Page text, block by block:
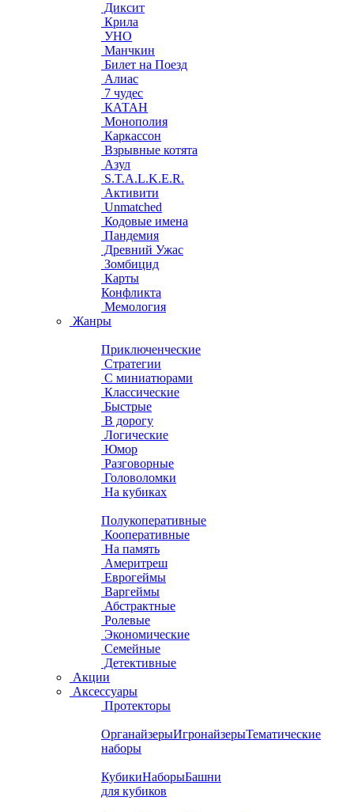
Диксит
Крила
УНО
Манчкин
Билет на Поезд
Алиас
7 чудес
КАТАН
Монополия
Каркассон
Взрывные котята
Азул
S.T.A.L.K.E.R.
Активити
Unmatched
Кодовые имена
Пандемия
Древний Ужас
Зомбицид
Карты
Конфликта
Мемология
Жанры
Приключенческие
Стратегии
С миниатюрами
Классические
Быстрые
В дорогу
Логические
Юмор
Разговорные
Головоломки
На кубиках
Полукоперативные
Кооперативные
На память
Америтреш
Еврогеймы
Варгеймы
Абстрактные
Ролевые
Экономические
Семейные
Детективные
Акции
Аксессуары
Протекторы
ОрганайзерыИгронайзерыТематические
наборы
КубикиНаборыБашни
для кубиков